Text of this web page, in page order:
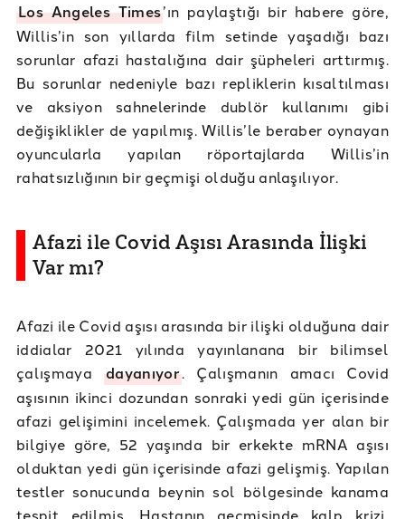
Los Angeles Times’ın paylaştığı bir habere göre,
Willis’in son yıllarda film setinde yaşadığı bazı
sorunlar afazi hastalığına dair şüpheleri arttırmış.
Bu sorunlar nedeniyle bazı repliklerin kısaltılması
ve aksiyon sahnelerinde dublör kullanımı gibi
değişiklikler de yapılmış. Willis’le beraber oynayan
oyuncularla yapılan röportajlarda Willis’in
rahatsızlığının bir geçmişi olduğu anlaşılıyor.
Afazi ile Covid Aşısı Arasında İlişki
Var mı?
Afazi ile Covid aşısı arasında bir ilişki olduğuna dair
iddialar 2021 yılında yayınlanana bir bilimsel
çalışmayadayanıyor. Çalışmanın amacı Covid
aşısının ikinci dozundan sonraki yedi gün içerisinde
afazi gelişimini incelemek. Çalışmada yer alan bir
bilgiye göre, 52 yaşında bir erkekte mRNA aşısı
olduktan yedi gün içerisinde afazi gelişmiş. Yapılan
testler sonucunda beynin sol bölgesinde kanama
tespit edilmiş. Hastanın geçmişinde kalp krizi,